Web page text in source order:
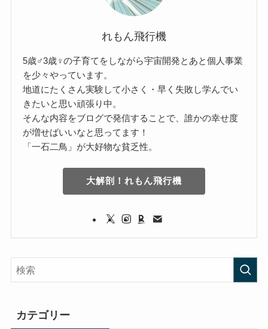
れもん飛行機
5歳♂3歳♀の子育てをしながら宇宙開発とあと個人事業
を少々やっています。
地道にたくさん実験して小さく・早く失敗し学んでい
きたいと思い頑張り中。
そんな内容をブログで発信することで、誰かの幸せ度
が増せばいいなと思ってます！
「一石二鳥」が大好物な貧乏性。
大解剖！れもん飛行機
カテゴリー